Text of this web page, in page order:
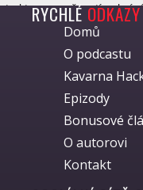
struktury s možností
nový obsah pohodlně do
konzultaci a klubovou
RYCHLÉODKAZY
Domů
O podcastu
Kavarna
Epizody
Bonusové
O autorovi
Kontakt